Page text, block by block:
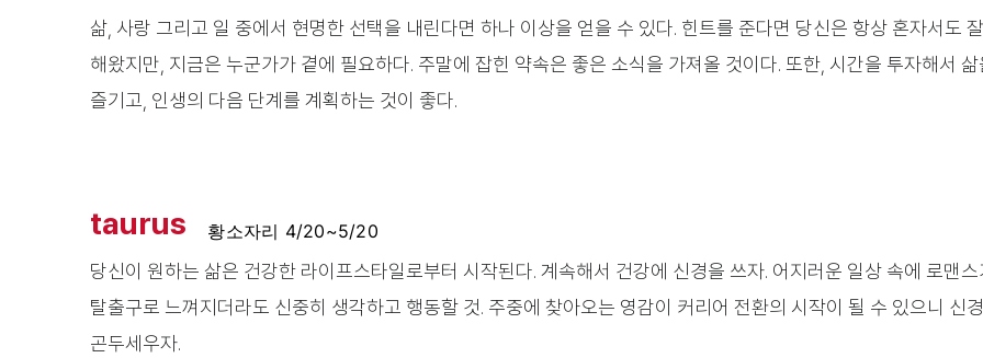
삶, 사랑 그리고 일 중에서 현명한 선택을 내린다면 하나 이상을 얻을 수 있다. 힌트를 준다면 당신은 항상 혼자서도 잘
해왔지만, 지금은 누군가가 곁에 필요하다. 주말에 잡힌 약속은 좋은 소식을 가져올 것이다. 또한, 시간을 투자해서 삶
즐기고, 인생의 다음 단계를 계획하는 것이 좋다.
taurus 황소자리 4/20~5/20
당신이 원하는 삶은 건강한 라이프스타일로부터 시작된다. 계속해서 건강에 신경을 쓰자. 어지러운 일상 속에 로맨스
탈출구로 느껴지더라도 신중히 생각하고 행동할 것. 주중에 찾아오는 영감이 커리어 전환의 시작이 될 수 있으니 신
곤두세우자.